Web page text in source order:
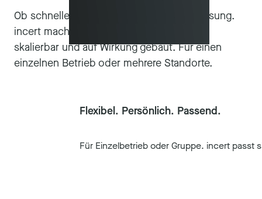
Ob schneller Einstieg oder individuelle Lösung.
incert macht Schenken smarter. Modular,
skalierbar und auf Wirkung gebaut. Für einen
einzelnen Betrieb oder mehrere Standorte.
Flexibel. Persönlich. Passend.
Für Einzelbetrieb oder Gruppe. incert